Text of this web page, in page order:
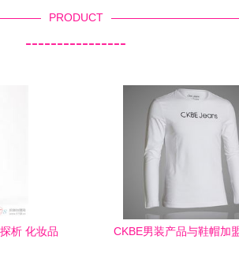
PRODUCT
----------------
析 化妆品
CKBE男装产品与鞋帽加